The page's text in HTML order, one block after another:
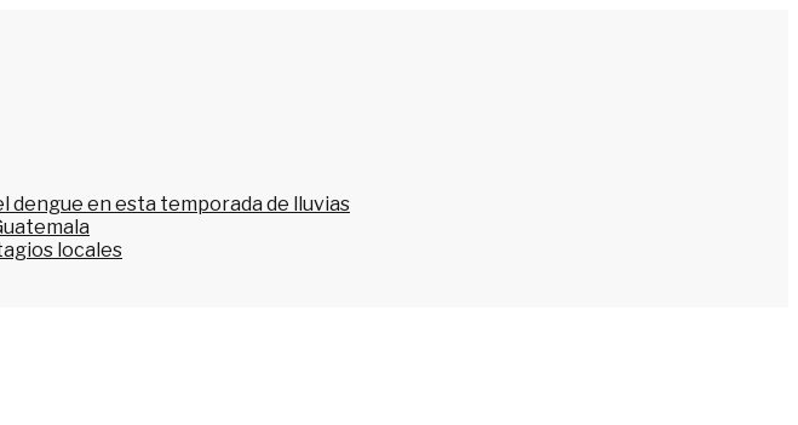
dengue en esta temporada de lluvias
locales